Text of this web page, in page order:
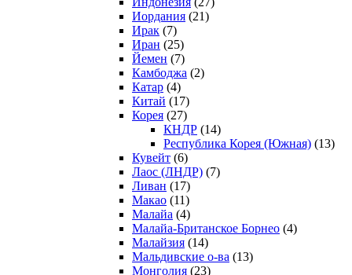
Иордания (21)
Ирак (7)
Иран (25)
Йемен (7)
Камбоджа (2)
Катар (4)
Китай (17)
Корея (27)
КНДР (14)
Республика Корея (Южная) (13)
Кувейт (6)
Лаос (ЛНДР) (7)
Ливан (17)
Макао (11)
Малайа (4)
Малайа-Британское Борнео (4)
Малайзия (14)
Мальдивские о-ва (13)
Монголия (23)